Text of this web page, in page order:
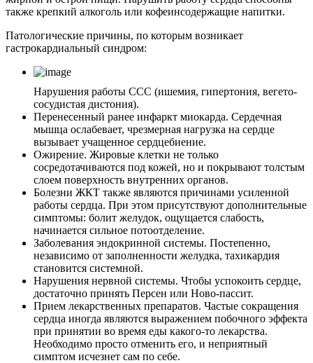
также крепкий алкоголь или кофеинсодержащие напитки.
Патологические причины, по которым возникает
гастрокардиальный синдром:
Нарушения работы ССС (ишемия, гипертония, вегето-
сосудистая дистония).
Перенесенный ранее инфаркт миокарда. Сердечная
мышца ослабевает, чрезмерная нагрузка на сердце
вызывает учащенное сердцебиение.
Ожирение. Жировые клетки не только
сосредотачиваются под кожей, но и покрывают толстым
слоем поверхность внутренних органов.
Болезни ЖКТ также являются причинами усиленной
работы сердца. При этом присутствуют дополнительные
симптомы: болит желудок, ощущается слабость,
начинается сильное потоотделение.
Заболевания эндокринной системы. Постепенно,
независимо от заполненности желудка, тахикардия
становится системной.
Нарушения нервной системы. Чтобы успокоить сердце,
достаточно принять Персен или Ново-пассит.
Прием лекарственных препаратов. Частые сокращения
сердца иногда являются выражением побочного эффекта
при принятии во время еды какого-то лекарства.
Необходимо просто отменить его, и неприятный
симптом исчезнет сам по себе.